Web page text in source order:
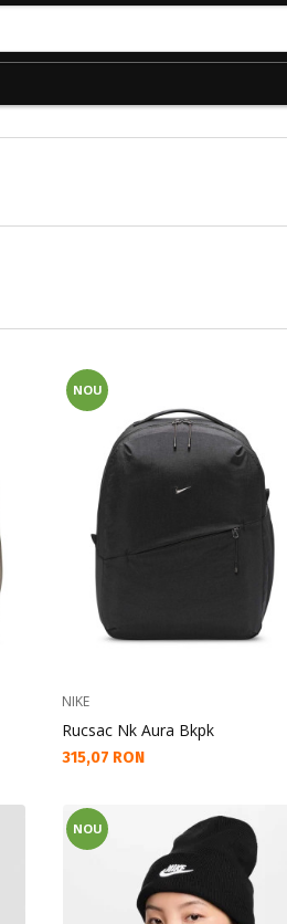
NOU
NIKE
Rucsac Nk Aura Bkpk
Текуща цена:
315,07 RON
NOU